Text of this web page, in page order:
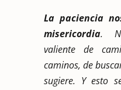
La paciencia
misericordia.
valiente de
caminos, de
sugiere. Y esto